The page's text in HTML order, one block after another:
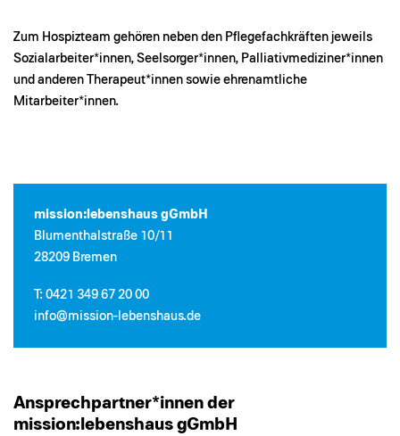
Zum Hospizteam gehören neben den Pflegefachkräften jeweils
Sozialarbeiter*innen, Seelsorger*innen, Palliativmediziner*innen
und anderen Therapeut*innen sowie ehrenamtliche
Mitarbeiter*innen.
mission:lebenshaus gGmbH
Blumenthalstraße 10/11
28209 Bremen
T: 0421 349 67 20 00
info@mission-lebenshaus.de
Ansprechpartner*innen der
mission:lebenshaus gGmbH